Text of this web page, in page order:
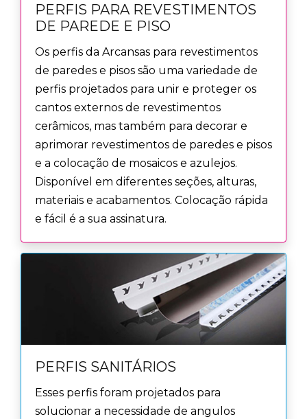
PERFIS PARA REVESTIMENTOS
DE PAREDE E PISO
Os perfis da Arcansas para revestimentos
de paredes e pisos são uma variedade de
perfis projetados para unir e proteger os
cantos externos de revestimentos
cerâmicos, mas também para decorar e
aprimorar revestimentos de paredes e pisos
e a colocação de mosaicos e azulejos.
Disponível em diferentes seções, alturas,
materiais e acabamentos. Colocação rápida
e fácil é a sua assinatura.
PERFIS SANITÁRIOS
Esses perfis foram projetados para
solucionar a necessidade de angulos